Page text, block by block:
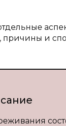
причины и